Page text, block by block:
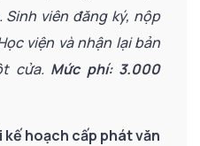
viên đăng ký, nộp
viện và nhận lại bản
cửa. Mức phí: 3.000
hoạch cấp phát văn